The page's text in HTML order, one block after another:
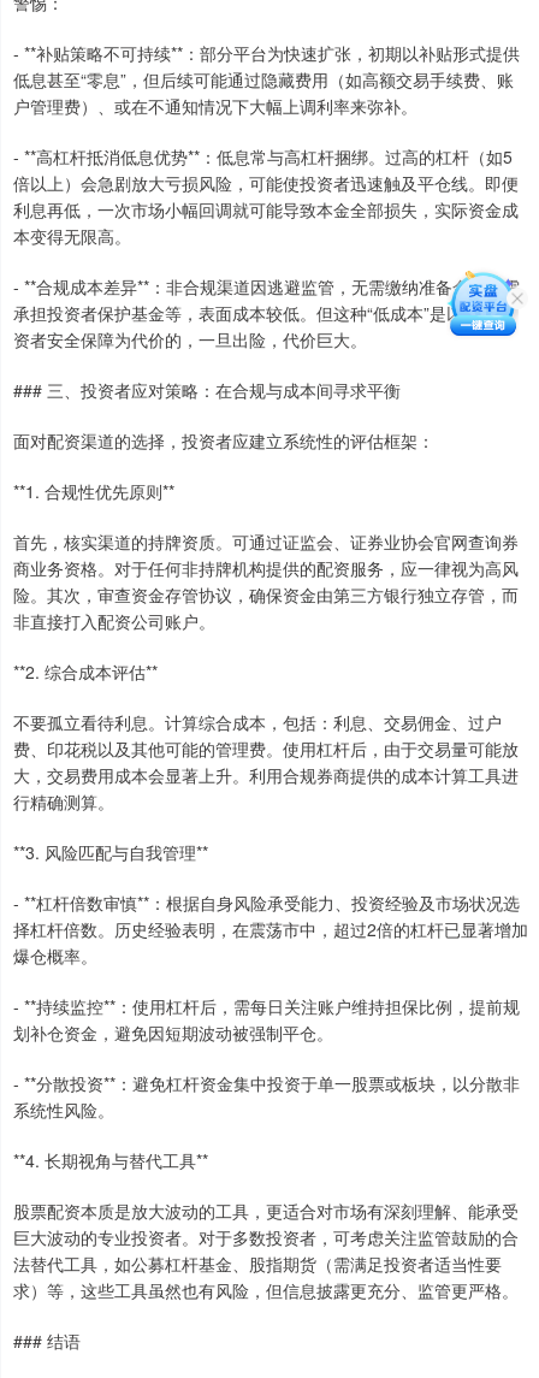
- **补贴策略不可持续**：部分平台为快速扩张，初期以补贴形式提供
低息甚至“零息”，但后续可能通过隐藏费用（如高额交易手续费、账
户管理费）、或在不通知情况下大幅上调利率来弥补。
- **高杠杆抵消低息优势**：低息常与高杠杆捆绑。过高的杠杆（如5
倍以上）会急剧放大亏损风险，可能使投资者迅速触及平仓线。即便
利息再低，一次市场小幅回调就可能导致本金全部损失，实际资金成
本变得无限高。
- **合规成本差异**：非合规渠道因逃避监管，无需缴纳准备金、无需
承担投资者保护基金等，表面成本较低。但这种“低成本”是以牺牲投
资者安全保障为代价的，一旦出险，代价巨大。
### 三、投资者应对策略：在合规与成本间寻求平衡
面对配资渠道的选择，投资者应建立系统性的评估框架：
**1. 合规性优先原则**
首先，核实渠道的持牌资质。可通过证监会、证券业协会官网查询券
商业务资格。对于任何非持牌机构提供的配资服务，应一律视为高风
险。其次，审查资金存管协议，确保资金由第三方银行独立存管，而
非直接打入配资公司账户。
**2. 综合成本评估**
不要孤立看待利息。计算综合成本，包括：利息、交易佣金、过户
费、印花税以及其他可能的管理费。使用杠杆后，由于交易量可能放
大，交易费用成本会显著上升。利用合规券商提供的成本计算工具进
行精确测算。
**3. 风险匹配与自我管理**
- **杠杆倍数审慎**：根据自身风险承受能力、投资经验及市场状况选
择杠杆倍数。历史经验表明，在震荡市中，超过2倍的杠杆已显著增加
爆仓概率。
- **持续监控**：使用杠杆后，需每日关注账户维持担保比例，提前规
划补仓资金，避免因短期波动被强制平仓。
- **分散投资**：避免杠杆资金集中投资于单一股票或板块，以分散非
系统性风险。
**4. 长期视角与替代工具**
股票配资本质是放大波动的工具，更适合对市场有深刻理解、能承受
巨大波动的专业投资者。对于多数投资者，可考虑关注监管鼓励的合
法替代工具，如公募杠杆基金、股指期货（需满足投资者适当性要
求）等，这些工具虽然也有风险，但信息披露更充分、监管更严格。
### 结语